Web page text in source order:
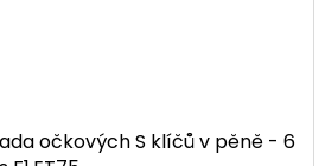
očkových S klíčů v pěně - 6